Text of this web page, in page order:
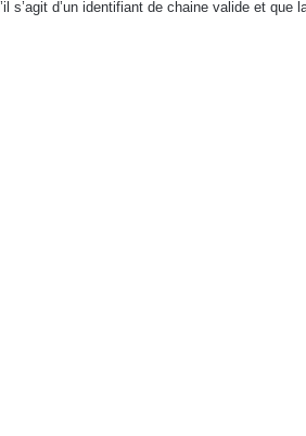
s’agit d’un identifiant de chaine valide et